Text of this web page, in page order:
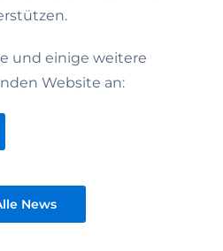
und einige weitere
Website an:
News